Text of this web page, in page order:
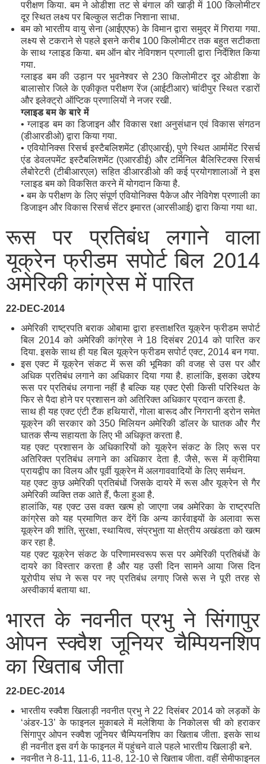
परीक्षण किया. बम ने ओडीशा तट से बंगाल की खाड़ी में 100 किलोमीटर
दूर स्थित लक्ष्य पर बिल्कुल सटीक निशाना साधा.
बम को भारतीय वायु सेना (आईएएफ) के विमान द्वारा समुद्र में गिराया गया.
लक्ष्य से टकराने से पहले इसने करीब 100 किलोमीटर तक बहुत सटीकता
के साथ ग्लाइड किया. बम ऑन बोर नेविगशन प्रणाली द्वारा निर्देशित किया
गया.
ग्लाइड बम की उड़ान पर भुवनेश्वर से 230 किलोमीटर दूर ओडीशा के
बालासोर जिले के एकीकृत परीक्षण रेंज (आईटीआर) चांदीपुर स्थित रडारों
और इलेक्ट्रो ऑप्टिक प्रणालियों ने नजर रखी.
ग्लाइडबमकेबारेमें
• ग्लाइड बम का डिजाइन और विकास रक्षा अनुसंधान एवं विकास संगठन
(डीआरडीओ) द्वारा किया गया.
• एवियोनिक्स रिसर्च इस्टैबलिशमेंट (डीएआरई), पुणे स्थित आर्मामेंट रिसर्च
एंड डेवलपमेंट इस्टैबलिशमेंट (एआरडीई) और टर्मिनिल बैलिस्टिक्स रिसर्च
लैबोरेटरी (टीबीआरएल) सहित डीआरडीओ की कई प्रयोगशालाओं ने इस
ग्लाइड बम को विकसित करने में योगदान किया है.
• बम के परीक्षण के लिए संपूर्ण एवियोनिक्स पैकेज और नेविगेश प्रणाली का
डिजाइन और विकास रिसर्च सेंटर इमारत (आरसीआई) द्वारा किया गया था.
रूस पर प्रतिबंध लगाने वाला
यूक्रेन फ्रीडम सपोर्ट बिल 2014
अमेरिकी कांग्रेस में पारित
22-DEC-2014
अमेरिकी राष्ट्रपति बराक ओबामा द्वारा हस्ताक्षरित यूक्रेन फ्रीडम सपोर्ट
बिल 2014 को अमेरिकी कांग्रेस ने 18 दिसंबर 2014 को पारित कर
दिया. इसके साथ ही यह बिल यूक्रेन फ्रीडम सपोर्ट एक्ट, 2014 बन गया.
इस एक्ट में यूक्रेन संकट में रूस की भूमिका की वजह से उस पर और
अधिक प्रतिबंध लगाने का अधिकार दिया गया है. हालांकि, इसका उद्देश्य
रूस पर प्रतिबंध लगाना नहीं है बल्कि यह एक्ट ऐसी किसी परिस्थित के
फिर से पैदा होने पर प्रशासन को अतिरिक्त अधिकार प्रदान करता है.
साथ ही यह एक्ट एंटी टैंक हथियारों, गोला बारूद और निगरानी ड्रोन समेत
यूक्रेन की सरकार को 350 मिलियन अमेरिकी डॉलर के घातक और गैर
घातक सैन्य सहायता के लिए भी अधिकृत करता है.
यह एक्ट प्रशासन के अधिकारियों को यूक्रेन संकट के लिए रूस पर
अतिरिक्त प्रतिबंध लगाने का अधिकार देता है. जैसे, रूस में क्रीमिया
प्रायद्वीप का विलय और पूर्वी यूक्रेन में अलगाववादियों के लिए सर्मथन.
यह एक्ट कुछ अमेरिकी प्रतिबंधों जिसके दायरे में रूस और यूक्रेन से गैर
अमेरिकी व्यक्ति तक आते हैं, फैला हुआ है.
हालांकि, यह एक्ट उस वक्त खत्म हो जाएगा जब अमेरिका के राष्ट्रपति
कांग्रेस को यह प्रमाणित कर देंगें कि अन्य कार्रवाइयों के अलावा रूस
यूक्रेन की शांति, सुरक्षा, स्थायित्व, संप्रभुता या क्षेत्रीय अखंडता को खत्म
कर रहा है.
यह एक्ट यूक्रेन संकट के परिणामस्वरूप रूस पर अमेरिकी प्रतिबंधों के
दायरे का विस्तार करता है और यह उसी दिन सामने आया जिस दिन
यूरोपीय संघ ने रूस पर नए प्रतिबंध लगाए जिसे रूस ने पूरी तरह से
अस्वीकार्य बताया था.
भारत के नवनीत प्रभु ने सिंगापुर
ओपन स्क्वैश जूनियर चैम्पियनशिप
का खिताब जीता
22-DEC-2014
भारतीय स्क्वैश खिलाड़ी नवनीत प्रभु ने 22 दिसंबर 2014 को लड़कों के
‘अंडर-13’ के फाइनल मुकाबले में मलेशिया के निकोलस ची को हराकर
सिंगापुर ओपन स्क्वैश जूनियर चैम्पियनशिप का खिताब जीता. इसके साथ
ही नवनीत इस वर्ग के फाइनल में पहुंचने वाले पहले भारतीय खिलाड़ी बने.
नवनीत ने 8-11, 11-6, 11-8, 12-10 से खिताब जीता. वहीं सेमीफाइनल